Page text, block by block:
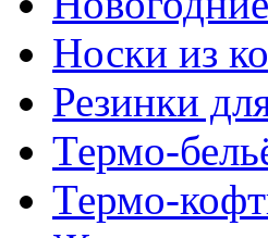
Носки из
Резинки
Термо-
Термо-